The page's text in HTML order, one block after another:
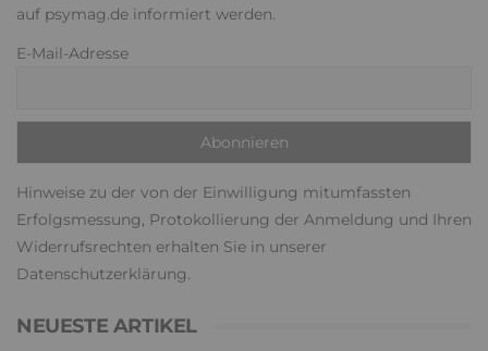
auf psymag.de informiert werden.
E-Mail-Adresse
Hinweise zu der von der Einwilligung mitumfassten
Erfolgsmessung, Protokollierung der Anmeldung und Ihren
Widerrufsrechten erhalten Sie in unserer
Datenschutzerklärung.
NEUESTE ARTIKEL